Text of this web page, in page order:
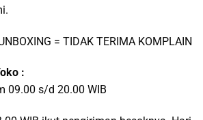
= TIDAK TERIMA KOMPLAIN
:
09.00 s/d 20.00 WIB